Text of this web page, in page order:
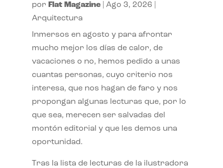
por Flat Magazine| Ago 3, 2026
Arquitectura
Inmersos en agosto y para afrontar
mucho mejor los días de calor, de
vacaciones o no, hemos pedido a unas
cuantas personas, cuyo criterio nos
interesa, que nos hagan de faro y nos
propongan algunas lecturas que, por lo
que sea, merecen ser salvadas del
montón editorial y que les demos una
oportunidad.
Tras la lista de lecturas de la ilustradora